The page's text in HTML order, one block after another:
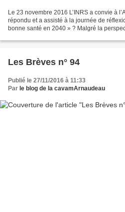
Le 23 novembre 2016 L’INRS a convie à
répondu et a assisté à la journée de
bonne santé en 2040 » ? Malgré la
Les Brèves n° 94
Publié le 27/11/2016 à 11:33
Par le blog de la cavamArnaudeau